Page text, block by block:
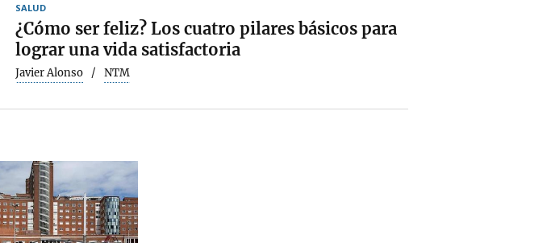
SALUD
¿Cómo ser feliz? Los cuatro pilares básicos para
lograr una vida satisfactoria
Javier Alonso NTM